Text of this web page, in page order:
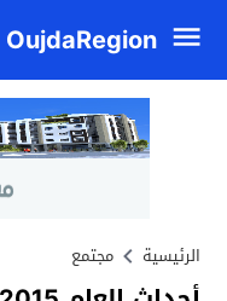
OujdaRegion
الرئيسية مجتمع